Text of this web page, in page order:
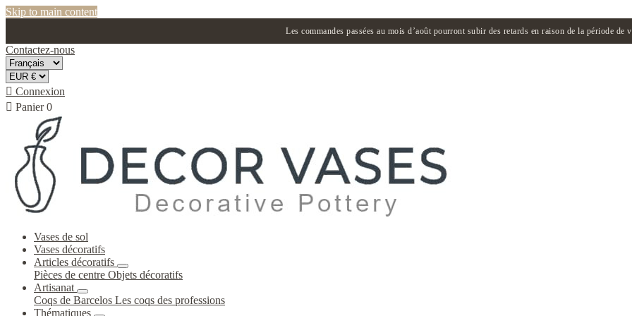
Skip to main content
Les commandes passées au mois d’août pourront subir des retards en raison de la période de
Contactez-nous
 Connexion
 Panier 0
Vases de sol
Vases décoratifs
Articles décoratifs
Pièces de centre Objets décoratifs
Artisanat
Coqs de Barcelos Les coqs des professions
Thématiques